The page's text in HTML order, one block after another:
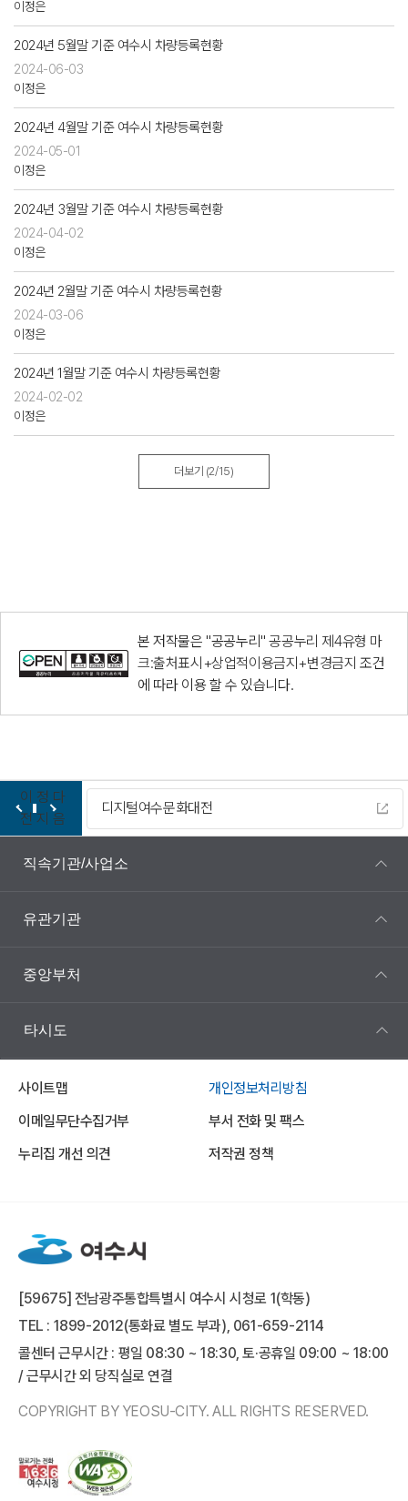
이정은
2024년 5월말 기준 여수시 차량등록현황
2024-06-03
이정은
2024년 4월말 기준 여수시 차량등록현황
2024-05-01
이정은
2024년 3월말 기준 여수시 차량등록현황
2024-04-02
이정은
2024년 2월말 기준 여수시 차량등록현황
2024-03-06
이정은
2024년 1월말 기준 여수시 차량등록현황
2024-02-02
이정은
더보기 (2/15)
본 저작물은 "공공누리"공공누리 제4유형 마
크:출처표시+상업적이용금지+변경금지 조건
에 따라 이용 할 수 있습니다.
이
전
정
지
다
음
디지털여수문화대전
직속기관/사업소
유관기관
중앙부처
타시도
사이트맵
개인정보처리방침
이메일무단수집거부
부서 전화 및 팩스
누리집 개선 의견
저작권 정책
[59675] 전남광주통합특별시 여수시 시청로 1(학동)
TEL : 1899-2012(통화료 별도 부과), 061-659-2114
콜센터 근무시간 : 평일 08:30 ~ 18:30, 토·공휴일 09:00 ~ 18:00
/ 근무시간 외 당직실로 연결
COPYRIGHT BY YEOSU-CITY. ALL RIGHTS RESERVED.